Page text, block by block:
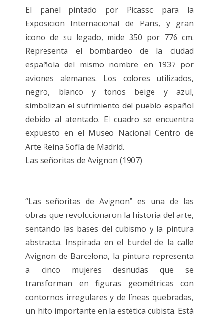
El panel pintado por Picasso para la
Exposición Internacional de París, y gran
icono de su legado, mide 350 por 776 cm.
Representa el bombardeo de la ciudad
española del mismo nombre en 1937 por
aviones alemanes. Los colores utilizados,
negro, blanco y tonos beige y azul,
simbolizan el sufrimiento del pueblo español
debido al atentado. El cuadro se encuentra
expuesto en el Museo Nacional Centro de
Arte Reina Sofía de Madrid.
Las señoritas de Avignon (1907)
“Las señoritas de Avignon” es una de las
obras que revolucionaron la historia del arte,
sentando las bases del cubismo y la pintura
abstracta. Inspirada en el burdel de la calle
Avignon de Barcelona, ​​la pintura representa
a cinco mujeres desnudas que se
transforman en figuras geométricas con
contornos irregulares y de líneas quebradas,
un hito importante en la estética cubista. Está